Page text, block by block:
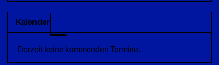
Kalender
Derzeit keine kommenden Termine.